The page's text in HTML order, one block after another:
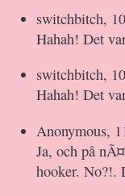
switchbitch,
Hahah! Det
switchbitch,
Hahah! Det
Anonymous,
Ja, och på
hooker. No?!.